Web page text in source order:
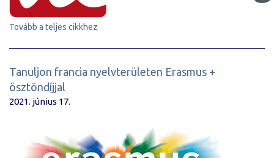
Tovább a teljes cikkhez
Tanuljon francia nyelvterületen Erasmus +
ösztöndíjjal
2021. június 17.